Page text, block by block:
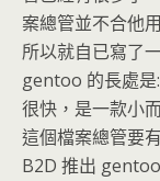
案總管並不合他
所以就自已寫了
gentoo 的長處是
很快，是一款小
這個檔案總管要
B2D 推出